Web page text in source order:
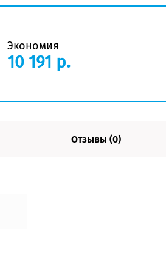
Экономия
10 191 р.
Отзывы (0)